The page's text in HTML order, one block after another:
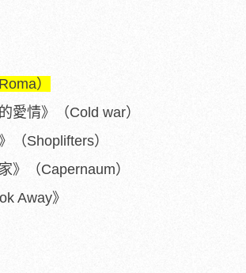
）
愛情》（Cold war）
（Shoplifters）
》（Capernaum）
Away》